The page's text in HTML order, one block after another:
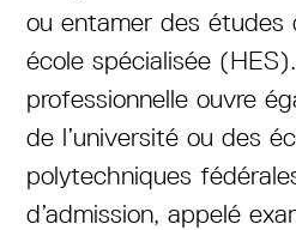
ou entamer des études
école spécialisée
professionnelle ouvre
de l’université ou des
polytechniques
d’admission, appelé